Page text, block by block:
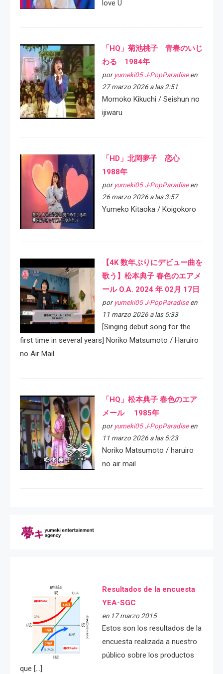
love U
「HQ」菊池桃子 青春のいじ
わる 1984年
por yumeki05 J-PopParadiseen
27 marzo 2026 a las 2:51
Momoko Kikuchi / Seishun no
ijiwaru
「HD」北岡夢子 恋心
1988年
por yumeki05 J-PopParadiseen
26 marzo 2026 a las 3:57
Yumeko Kitaoka / Koigokoro
【4K 数年ぶりにデビュー曲を
歌う】松本典子 春色のエアメ
ール O.A. 2024 年 02月 17日
por yumeki05 J-PopParadiseen
11 marzo 2026 a las 5:33
[Singing debut song for the
first time in several years] Noriko Matsumoto / Haruiro
no Air Mail
「HQ」松本典子 春色のエア
メール 1985年
por yumeki05 J-PopParadiseen
11 marzo 2026 a las 5:23
Noriko Matsumoto / haruiro
no air mail
Resultados de la encuesta
YEA-SGC
en 17 marzo 2015
Estos son los resultados de la
encuesta realizada a nuestro
público sobre los productos
que […]